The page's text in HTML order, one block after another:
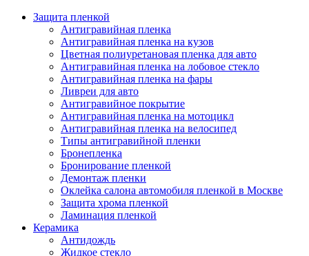
Защита пленкой
Антигравийная пленка
Антигравийная пленка на кузов
Цветная полиуретановая пленка для авто
Антигравийная пленка на лобовое стекло
Антигравийная пленка на фары
Ливреи для авто
Антигравийное покрытие
Антигравийная пленка на мотоцикл
Антигравийная пленка на велосипед
Типы антигравийной пленки
Бронепленка
Бронирование пленкой
Демонтаж пленки
Оклейка салона автомобиля пленкой в Москве
Защита хрома пленкой
Ламинация пленкой
Керамика
Антидождь
Жидкое стекло